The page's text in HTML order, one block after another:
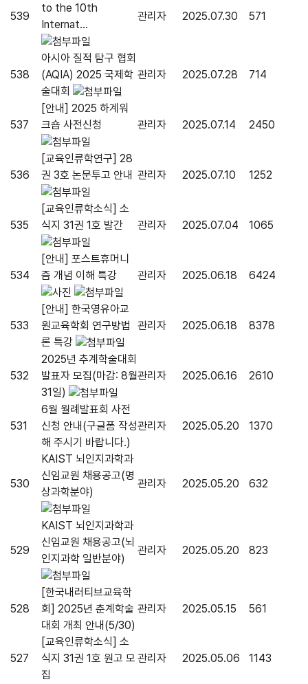
539
to the 10th
Internat...
관리자 2025.07.30 571
538
아시아 질적 탐구 협회
(AQIA) 2025 국제학
술대회
관리자 2025.07.28 714
537
[안내] 2025 하계워
크숍 사전신청
관리자 2025.07.14 2450
536
[교육인류학연구] 28
권 3호 논문투고 안내 관리자 2025.07.10 1252
535
[교육인류학소식] 소
식지 31권 1호 발간
관리자 2025.07.04 1065
534
[안내] 포스트휴머니
즘 개념 이해 특강
관리자 2025.06.18 6424
533
[안내] 한국영유아교
원교육학회 연구방법
론 특강
관리자 2025.06.18 8378
532
2025년 추계학술대회
발표자 모집(마감: 8월
31일)
관리자 2025.06.16 2610
531
6월 월례발표회 사전
신청 안내(구글폼 작성
해 주시기 바랍니다.)
관리자 2025.05.20 1370
530
KAIST 뇌인지과학과
신임교원 채용공고(명
상과학분야)
관리자 2025.05.20 632
529
KAIST 뇌인지과학과
신임교원 채용공고(뇌
인지과학 일반분야)
관리자 2025.05.20 823
528
[한국내러티브교육학
회] 2025년 춘계학술
대회 개최 안내(5/30)
관리자 2025.05.15 561
527
[교육인류학소식] 소
식지 31권 1호 원고 모
집
관리자 2025.05.06 1143